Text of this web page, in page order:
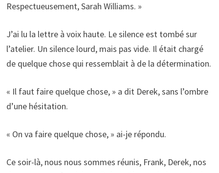
Respectueusement, Sarah Williams. »
J’ai lu la lettre à voix haute. Le silence est tombé sur
l’atelier. Un silence lourd, mais pas vide. Il était chargé
de quelque chose qui ressemblait à de la détermination.
« Il faut faire quelque chose, » a dit Derek, sans l’ombre
d’une hésitation.
« On va faire quelque chose, » ai-je répondu.
Ce soir-là, nous nous sommes réunis, Frank, Derek, nos